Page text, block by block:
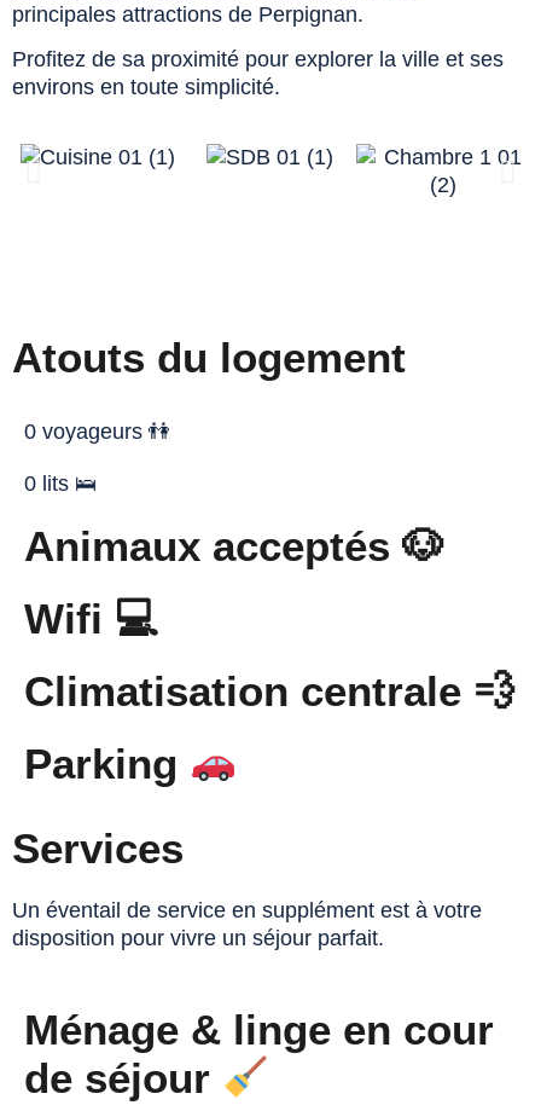
principales attractions de Perpignan.
Profitez de sa proximité pour explorer la ville et ses
environs en toute simplicité.
Atouts du logement
0 voyageurs 👫
0 lits 🛌
Animaux acceptés 🐶
Wifi 💻
Climatisation centrale 💨
Parking
Services
Un éventail de service en supplément est à votre
disposition pour vivre un séjour parfait.
Ménage & linge en cour
de séjour